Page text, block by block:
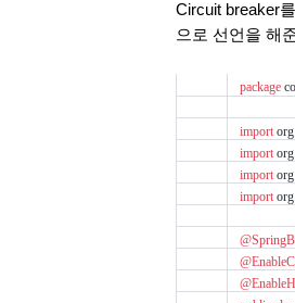
Circuit breaker
으로 선언을 해
package
import
import
import
import